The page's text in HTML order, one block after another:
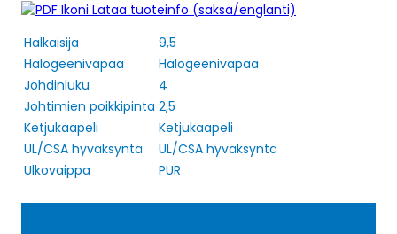
Lataa tuoteinfo (saksa/englanti)
Halkaisija
9,5
Halogeenivapaa
Halogeenivapaa
Johdinluku
4
Johtimien poikkipinta 2,5
Ketjukaapeli
Ketjukaapeli
UL/CSA hyväksyntä
UL/CSA hyväksyntä
Ulkovaippa
PUR